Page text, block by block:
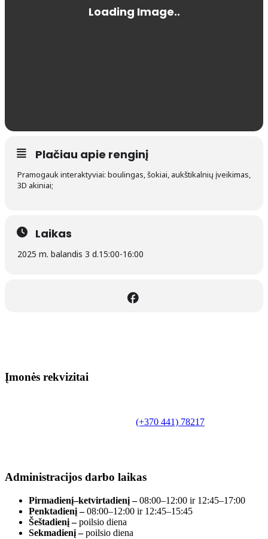
Plačiau apie renginį
Pramogauk interaktyviai: boulingas, šokiai, aukštikalnių įveikimas,
3D akiniai;
Laikas
2025 m. balandis 3 d.15:00-16:00
Įmonės rekvizitai
(+370 441) 78217
Administracijos darbo laikas
Pirmadienį–ketvirtadienį –08:00–12:00 ir 12:45–17:00
Penktadienį –08:00–12:00 ir 12:45–15:45
Šeštadienį –poilsio diena
Sekmadienį –poilsio diena